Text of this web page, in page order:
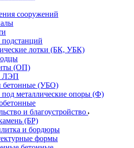
сооружений
лотки (БК, УБК)
(ОП)
ЛЭП
бетонные (УБО)
металлические опоры (Ф)
и благоустройство
(БР)
и бордюры
формы